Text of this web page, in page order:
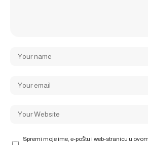
Spremi moje ime, e-poštu i web-stranicu u